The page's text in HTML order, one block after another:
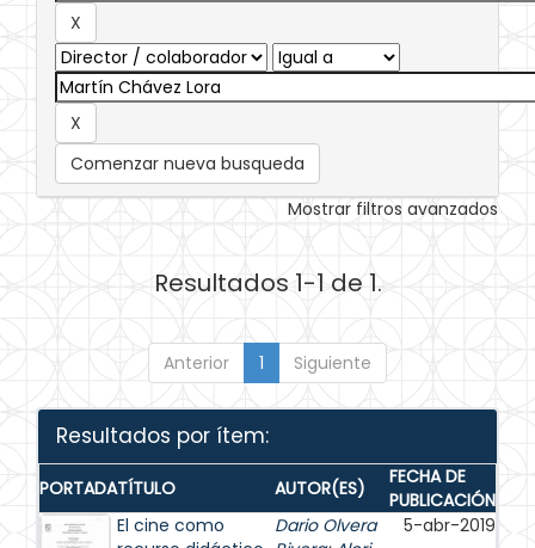
Comenzar nueva busqueda
Mostrar filtros avanzados
Resultados 1-1 de 1.
Anterior 1 Siguiente
Resultados por ítem:
PORTADATÍTULO AUTOR(ES)
FECHA DE
PUBLICACIÓN
El cine como
Dario Olvera
5-abr-2019